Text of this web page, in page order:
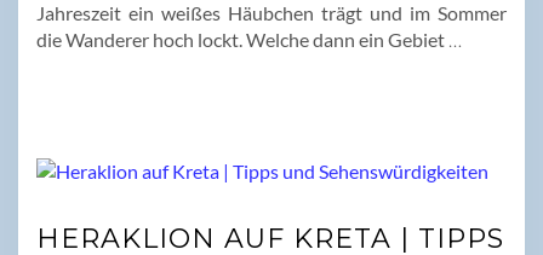
Jahreszeit ein weißes Häubchen trägt und im Sommer
die Wanderer hoch lockt. Welche dann ein Gebiet …
HERAKLION AUF KRETA | TIPPS